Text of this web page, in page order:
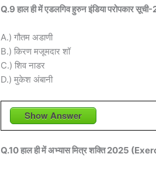
Q.9 हाल ही में एडलगिव हुरुन इंडिया परोपकार
A.) गौतम अडाणी
B.) किरण मजूमदार शॉ
C.) शिव नाडर
D.) मुकेश अंबानी
Show Answer
Q.10 हाल ही में अभ्यास मित्र शक्ति 2025